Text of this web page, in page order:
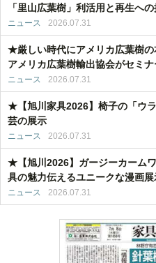
「里山広葉樹」利活用と再生へ
ニュース 2026.07.31
★厳しい時代にアメリカ広葉樹
アメリカ広葉樹輸出協会がセミ
ニュース 2026.07.31
★【旭川家具2026】椅子の「ウ
芸の展示
ニュース 2026.07.31
★【旭川2026】ガージーカーム
具の魅力伝えるユニークな漫画展
ニュース 2026.07.31